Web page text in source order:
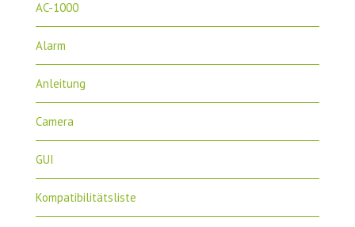
AC-1000
Alarm
Anleitung
Camera
GUI
Kompatibilitätsliste